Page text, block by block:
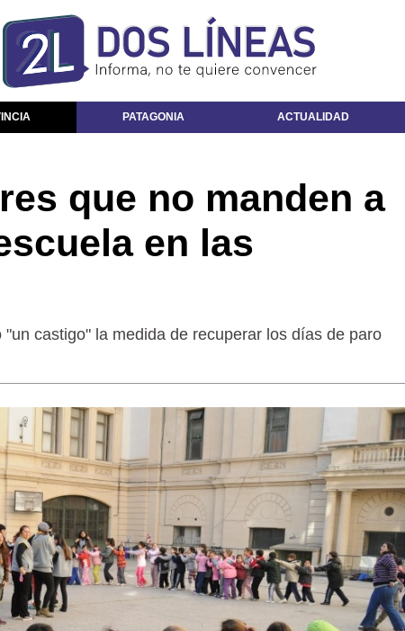
PATAGONIA ACTUALIDAD
que no manden a
en las
castigo" la medida de recuperar los días de paro